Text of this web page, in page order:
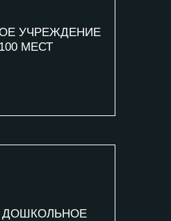
ДОШКОЛЬНОЕ
УЧРЕЖДЕНИЕ
МЕСТ